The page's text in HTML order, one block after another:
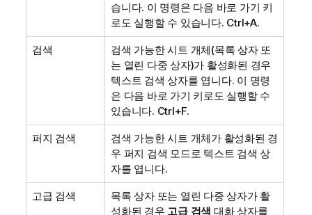
습니다. 이 명령은 다음 바로 가기 키
로도 실행할 수 있습니다. Ctrl+A.
검색
검색 가능한 시트 개체(목록 상자 또
는 열린 다중 상자)가 활성화된 경우
텍스트 검색 상자를 엽니다. 이 명령
은 다음 바로 가기 키로도 실행할 수
있습니다. Ctrl+F.
퍼지 검색
검색 가능한 시트 개체가 활성화된 경
우 퍼지 검색 모드로 텍스트 검색 상
자를 엽니다.
고급 검색
목록 상자 또는 열린 다중 상자가 활
성화된 경우 고급 검색 대화 상자를